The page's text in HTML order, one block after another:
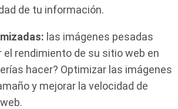
de tu información.
las imágenes pesadas
el rendimiento de su sitio web en
hacer? Optimizar las imágenes
y mejorar la velocidad de